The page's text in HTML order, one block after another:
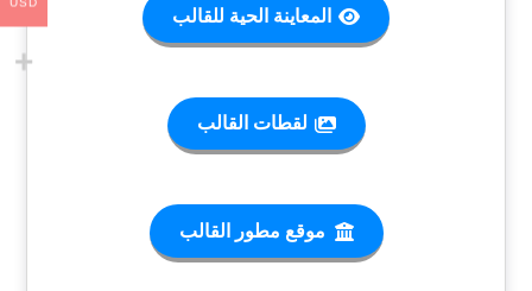
المعاينة الحية للقالب
لقطات القالب
موقع مطور القالب